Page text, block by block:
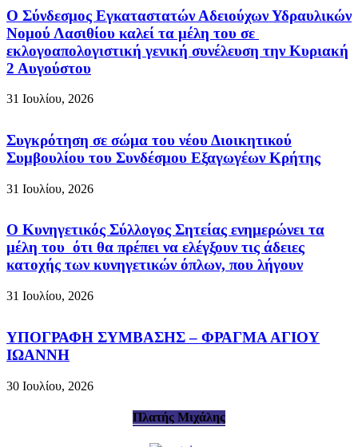
Ο Σύνδεσμος Εγκαταστατών Αδειούχων Υδραυλικών
Νομού Λασιθίου καλεί τα μέλη του σε
εκλογοαπολογιστική γενική συνέλευση την Κυριακή
2 Αυγούστου
31 Ιουλίου, 2026
Συγκρότηση σε σώμα του νέου Διοικητικού
Συμβουλίου του Συνδέσμου Εξαγωγέων Κρήτης
31 Ιουλίου, 2026
Ο Κυνηγετικός Σύλλογος Σητείας ενημερώνει τα
μέλη του ότι θα πρέπει να ελέγξουν τις άδειες
κατοχής των κυνηγετικών όπλων, που λήγουν
31 Ιουλίου, 2026
ΥΠΟΓΡΑΦΗ ΣΥΜΒΑΣΗΣ – ΦΡΑΓΜΑ ΑΓΙΟΥ
ΙΩΑΝΝΗ
30 Ιουλίου, 2026
Πλατής Μιχάλης